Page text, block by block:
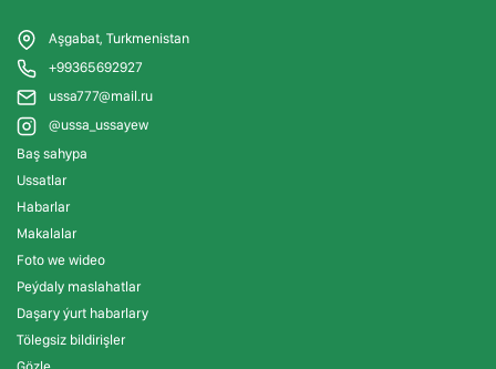
Aşgabat, Turkmenistan
+99365692927
ussa777@mail.ru
@ussa_ussayew
Baş sahypa
Ussatlar
Habarlar
Makalalar
Foto we wideo
Peýdaly maslahatlar
Daşary ýurt habarlary
Tölegsiz bildirişler